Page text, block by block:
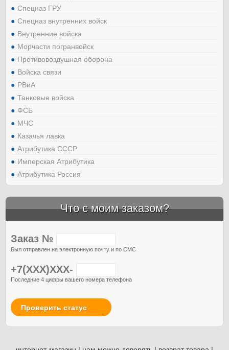
Спецназ ГРУ
Спецназ внутренних войск
Внутренние войска
Морчасти погранвойск
Противовоздушная оборона
Войска связи
РВиА
Танковые войска
ФСБ
МЧС
Казачья лавка
Атрибутика СССР
Имперская Атрибутика
Атрибутика Россия
Что с моим заказом?
Заказ №
Был отправлен на электронную почту и по СМС
+7(XXX)XXX-
Последние 4 цифры вашего номера телефона
Проверить статус